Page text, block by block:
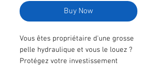
Buy Now
Vous êtes propriétaire d'une grosse
pelle hydraulique et vous le louez ?
Protégez votre investissement